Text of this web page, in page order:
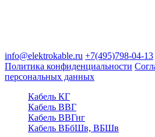
info@elektrokable.ru +7(495)798-04-13
Политика конфиденциальности
персональных данных
Кабель КГ
Кабель ВВГ
Кабель ВВГнг
Кабель ВБбШв, ВБШв